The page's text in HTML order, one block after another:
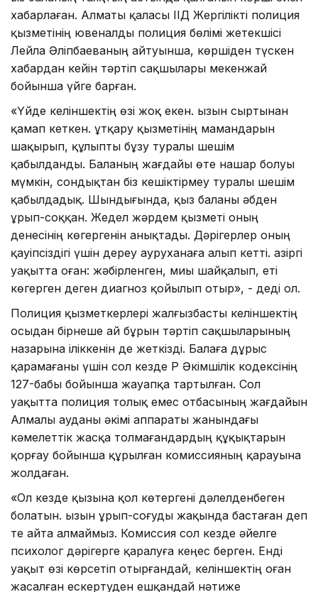
хабарлаған. Алматы қаласы ІІД Жергілікті полиция
қызметінің ювеналды полиция бөлімі жетекшісі
Лейла Әліпбаеваның айтуынша, көршіден түскен
хабардан кейін тәртіп сақшылары мекенжай
бойынша үйге барған.
«Үйде келіншектің өзі жоқ екен. Қызын сыртынан
қамап кеткен. Құтқару қызметінің мамандарын
шақырып, құлыпты бұзу туралы шешім
қабылданды. Баланың жағдайы өте нашар болуы
мүмкін, сондықтан біз кешіктірмеу туралы шешім
қабылдадық. Шындығында, қыз баланы әбден
ұрып-соққан. Жедел жәрдем қызметі оның
денесінің көгергенін анықтады. Дәрігерлер оның
қауіпсіздігі үшін дереу ауруханаға алып кетті. Қазіргі
уақытта оған: жәбірленген, миы шайқалып, еті
көгерген деген диагноз қойылып отыр», - деді ол.
Полиция қызметкерлері жалғызбасты келіншектің
осыдан бірнеше ай бұрын тәртіп сақшыларының
назарына іліккенін де жеткізді. Балаға дұрыс
қарамағаны үшін сол кезде ҚР Әкімшілік кодексінің
127-бабы бойынша жауапқа тартылған. Сол
уақытта полиция толық емес отбасының жағдайын
Алмалы ауданы әкімі аппараты жанындағы
кәмелеттік жасқа толмағандардың құқықтарын
қорғау бойынша құрылған комиссияның қарауына
жолдаған.
«Ол кезде қызына қол көтергені дәлелденбеген
болатын. Қызын ұрып-соғуды жақында бастаған деп
те айта алмаймыз. Комиссия сол кезде әйелге
психолог дәрігерге қаралуға кеңес берген. Енді
уақыт өзі көрсетіп отырғандай, келіншектің оған
жасалған ескертуден ешқандай нәтиже